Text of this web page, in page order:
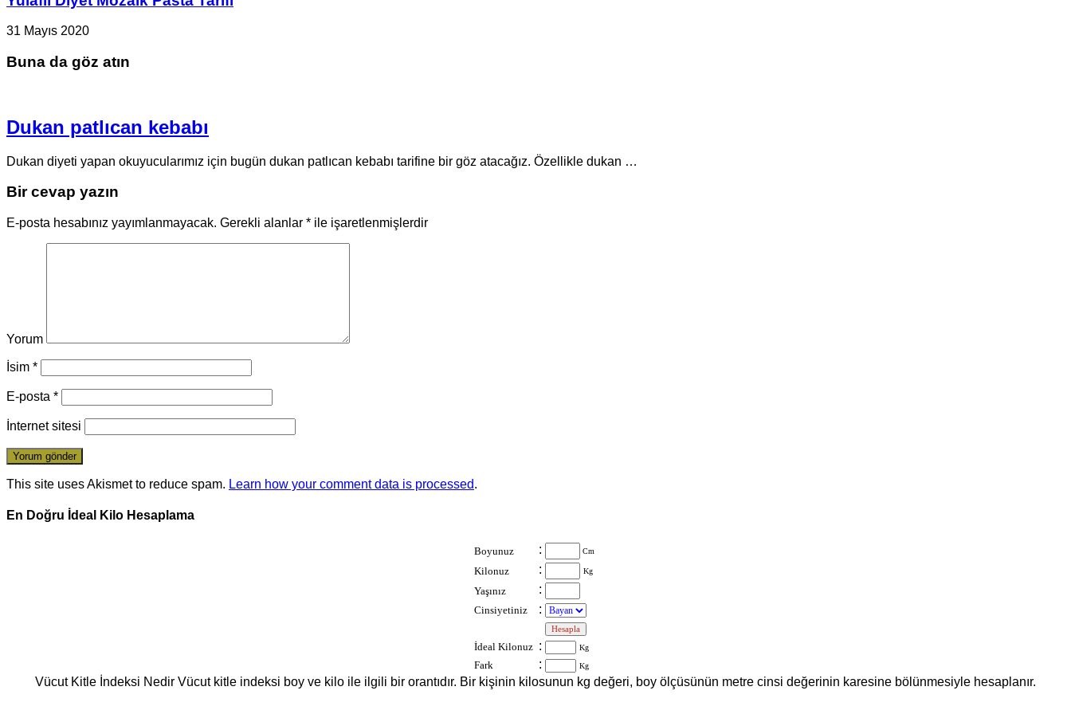
31 Mayıs 2020
Buna da göz atın
Dukan patlıcan kebabı
Dukan diyeti yapan okuyucularımız için bugün dukan patlıcan kebabı tarifine bir göz atacağız. Özellikle dukan …
Bir cevap yazın
E-posta hesabınız yayımlanmayacak. Gerekli alanlar * ile işaretlenmişlerdir
Yorum
İsim *
E-posta *
İnternet sitesi
This site uses Akismet to reduce spam. Learn how your comment data is processed.
En Doğru İdeal Kilo Hesaplama
Boyunuz : Cm
Kilonuz : Kg
Yaşınız :
Cinsiyetiniz
:
İdeal Kilonuz : Kg
Fark : Kg
Vücut Kitle İndeksi Nedir Vücut kitle indeksi boy ve kilo ile ilgili bir orantıdır. Bir kişinin kilosunun kg değeri, boy ölçüsünün metre cinsi değerinin karesine bölünmesiyle hesaplanır.